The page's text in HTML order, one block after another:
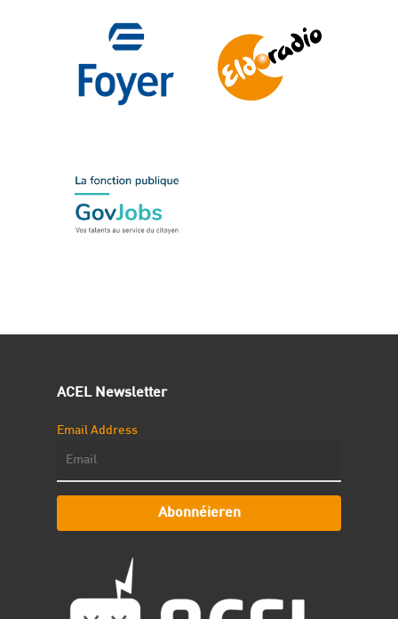
ACEL Newsletter
Email Address
Abonnéieren